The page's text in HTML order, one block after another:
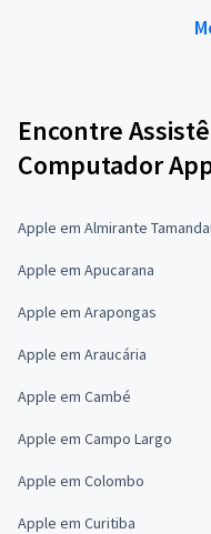
Encontre
Computador
Apple em Almirante
Apple em Apucarana
Apple em Arapongas
Apple em Araucária
Apple em Cambé
Apple em Campo Largo
Apple em Colombo
Apple em Curitiba